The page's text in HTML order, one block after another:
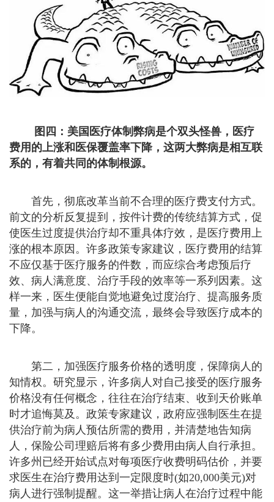
图四：美国医疗体制弊病是个双头怪兽，医疗
费用的上涨和医保覆盖率下降，这两大弊病是相互联
系的，有着共同的体制根源。
首先，彻底改革当前不合理的医疗费支付方式。
前文的分析反复提到，按件计费的传统结算方式，促
使医生过度提供治疗却不重具体疗效，是医疗费用上
涨的根本原因。许多政策专家建议，医疗费用的结算
不应仅基于医疗服务的件数，而应综合考虑预后疗
效、病人满意度、治疗手段的效率等一系列因素。这
样一来，医生便能自觉地避免过度治疗、提高服务质
量，加强与病人的沟通交流，最终会导致医疗成本的
下降。
第二，加强医疗服务价格的透明度，保障病人的
知情权。研究显示，许多病人对自己接受的医疗服务
价格没有任何概念，往往在治疗结束、收到天价账单
时才追悔莫及。政策专家建议，政府应强制医生在提
供治疗前为病人预估所需的费用，并清楚地告知病
人，保险公司理赔后将有多少费用由病人自行承担。
许多州已经开始试点对每项医疗收费明码估价，并要
求医生在治疗费用达到一定限度时(如20,000美元)对
病人进行强制提醒。这一举措让病人在治疗过程中能